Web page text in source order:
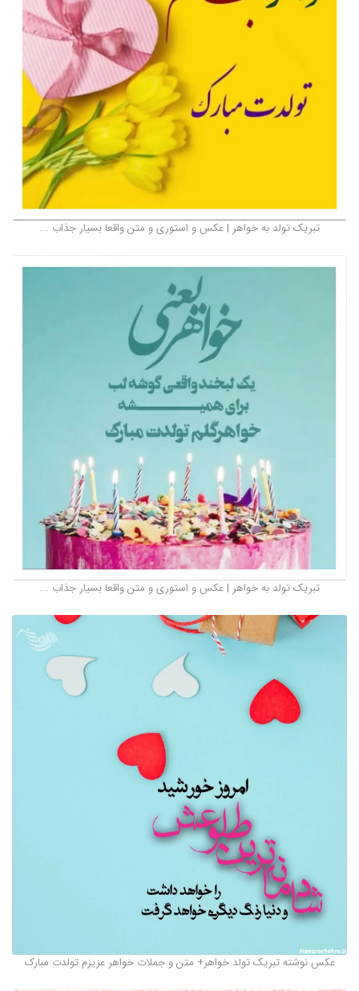
تبریک تولد به خواهر | عکس و استوری و متن واقعا بسیار جذاب ...
تبریک تولد به خواهر | عکس و استوری و متن واقعا بسیار جذاب ...
عکس نوشته تبریک تولد خواهر+ متن و جملات خواهر عزیزم تولدت مبارک